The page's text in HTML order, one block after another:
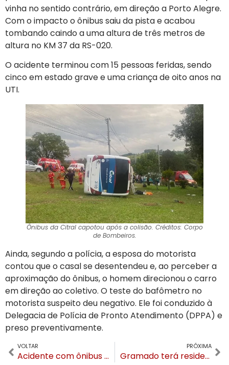
vinha no sentido contrário, em direção a Porto Alegre.
Com o impacto o ônibus saiu da pista e acabou
tombando caindo a uma altura de três metros de
altura no KM 37 da RS-020.
O acidente terminou com 15 pessoas feridas, sendo
cinco em estado grave e uma criança de oito anos na
UTI.
Ônibus da Citral capotou após a colisão. Créditos: Corpo
de Bombeiros.
Ainda, segundo a polícia, a esposa do motorista
contou que o casal se desentendeu e, ao perceber a
aproximação do ônibus, o homem direcionou o carro
em direção ao coletivo. O teste do bafômetro no
motorista suspeito deu negativo. Ele foi conduzido à
Delegacia de Polícia de Pronto Atendimento (DPPA) e
preso preventivamente.
VOLTAR
Acidente com ônibus da Citral: cinco pessoas em estado grave e uma em estado gravíssimo
PRÓXIMA
Gramado terá residencial superluxo com seis unidades e assinatura de Jader Almeida